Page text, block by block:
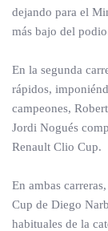
dejando para el
más bajo del
En la segunda
rápidos,
campeones,
Jordi Nogués
Renault Clio Cup.
En ambas
Cup de Diego
habituales de la